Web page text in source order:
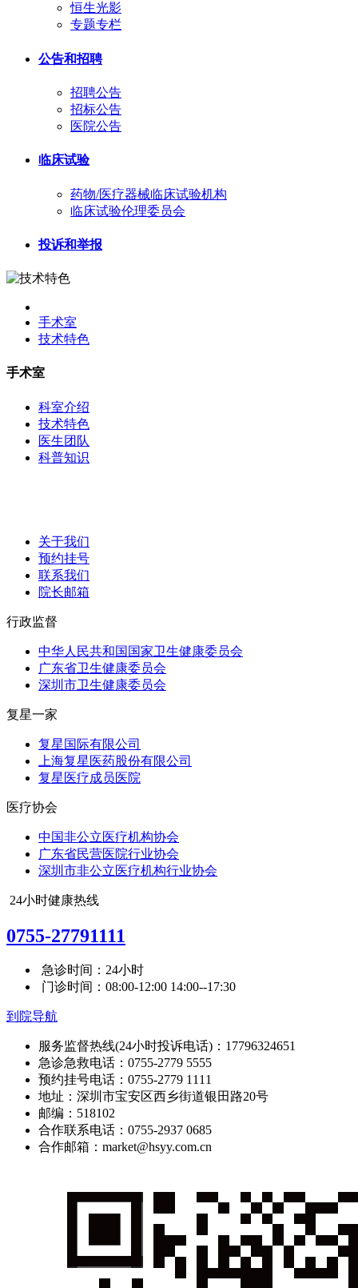
恒生光影
专题专栏
公告和招聘
招聘公告
招标公告
医院公告
临床试验
药物/医疗器械临床试验机构
临床试验伦理委员会
投诉和举报
手术室
技术特色
手术室
科室介绍
技术特色
医生团队
科普知识
关于我们
预约挂号
联系我们
院长邮箱
行政监督
中华人民共和国国家卫生健康委员会
广东省卫生健康委员会
深圳市卫生健康委员会
复星一家
复星国际有限公司
上海复星医药股份有限公司
复星医疗成员医院
医疗协会
中国非公立医疗机构协会
广东省民营医院行业协会
深圳市非公立医疗机构行业协会
24小时健康热线
0755-27791111
急诊时间：24小时
门诊时间：08:00-12:00 14:00--17:30
到院导航
服务监督热线(24小时投诉电话)：17796324651
急诊急救电话：0755-2779 5555
预约挂号电话：0755-2779 1111
地址：深圳市宝安区西乡街道银田路20号
邮编：518102
合作联系电话：0755-2937 0685
合作邮箱：market@hsyy.com.cn